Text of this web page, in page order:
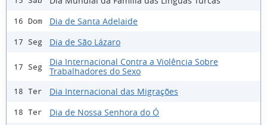
16 Dom Dia de Santa Adelaide
17 Seg Dia de São Lázaro
17 Seg
Dia Internacional Contra a Violência Sobre
Trabalhadores do Sexo
18 Ter Dia Internacional das Migrações
18 Ter Dia de Nossa Senhora do Ó